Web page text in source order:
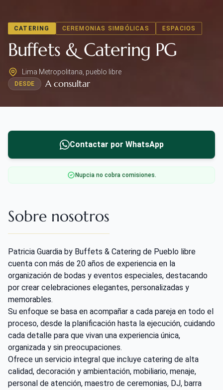
CATERING CEREMONIAS SIMBÓLICAS ESPACIOS
Buffets & Catering PG
Lima Metropolitana, pueblo libre
DESDE A consultar
Contactar por WhatsApp
Nupcia no cobra comisiones.
Sobre nosotros
Patricia Guardia by Buffets & Catering de Pueblo libre
cuenta con más de 20 años de experiencia en la
organización de bodas y eventos especiales, destacando
por crear celebraciones elegantes, personalizadas y
memorables.
Su enfoque se basa en acompañar a cada pareja en todo el
proceso, desde la planificación hasta la ejecución, cuidando
cada detalle para que vivan una experiencia única,
organizada y sin preocupaciones.
Ofrece un servicio integral que incluye catering de alta
calidad, decoración y ambientación, mobiliario, menaje,
personal de atención, maestro de ceremonias, DJ, barra